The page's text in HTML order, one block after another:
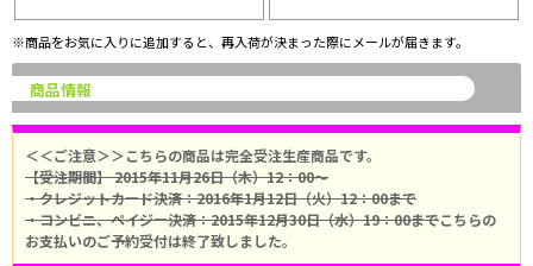
※商品をお気に入りに追加すると、再入荷が決まった際にメールが届きます。
商品情報
＜＜ご注意＞＞こちらの商品は完全受注生産商品です。
【受注期間】 2015年11月26日（木）12：00～
・クレジットカード決済：2016年1月12日（火）12：00まで
・コンビニ、ペイジー決済：2015年12月30日（水）19：00までこちらの
お支払いのご予約受付は終了致しました。